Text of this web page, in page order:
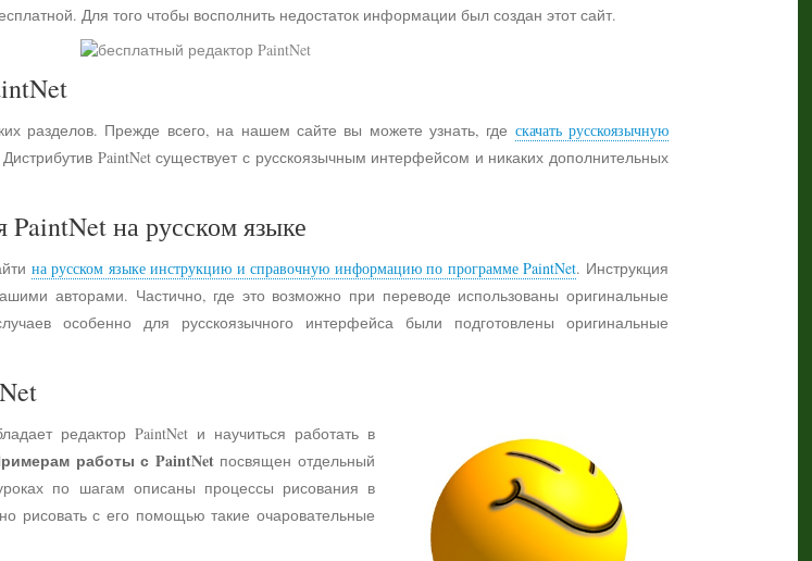
Для того чтобы восполнить недостаток информации был создан этот сайт.
разделов. Прежде всего, на нашем сайте вы можете узнать, где скачать русскоязычную
PaintNet существует с русскоязычным интерфейсом и никаких дополнительных
на русском языке
на русском языке инструкцию и справочную информацию по программе PaintNet. Инструкция
авторами. Частично, где это возможно при переводе использованы оригинальные
особенно для русскоязычного интерфейса были подготовлены оригинальные
редактор PaintNet и научиться работать в
работы с PaintNetпосвящен отдельный
по шагам описаны процессы рисования в
рисовать с его помощью такие очаровательные